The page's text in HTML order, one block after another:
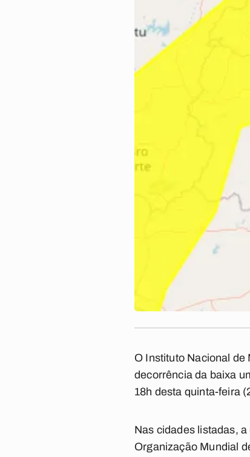
O Instituto Nacional de
decorrência da baixa
18h desta quinta-feira
Nas cidades listadas,
Organização Mundial